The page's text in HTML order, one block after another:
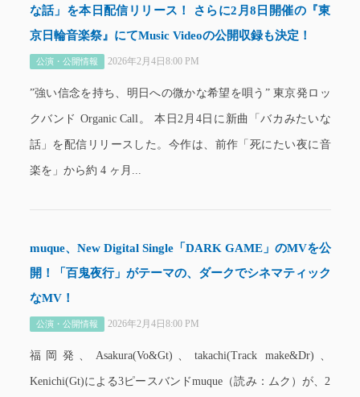
な話」を本日配信リリース！ さらに2月8日開催の『東
京日輪音楽祭』にてMusic Videoの公開収録も決定！
公演・公開情報 2026年2月4日8:00 PM
”強い信念を持ち、明日への微かな希望を唄う” 東京発ロッ
クバンド Organic Call。 本日2月4日に新曲「バカみたいな
話」を配信リリースした。今作は、前作「死にたい夜に音
楽を」から約 4 ヶ月...
muque、New Digital Single「DARK GAME」のMVを公
開！「百鬼夜行」がテーマの、ダークでシネマティック
なMV！
公演・公開情報 2026年2月4日8:00 PM
福岡発、Asakura(Vo&Gt)、takachi(Track make&Dr)、
Kenichi(Gt)による3ピースバンドmuque（読み：ムク）が、2